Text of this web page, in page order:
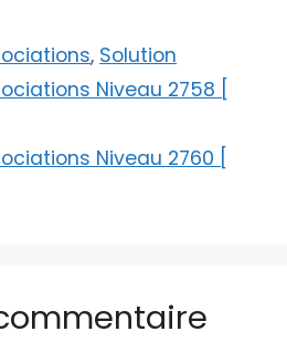
, Solution
Niveau 2758 [
Niveau 2760 [